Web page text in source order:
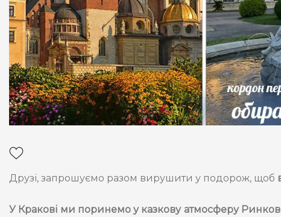
Друзі, запрошуємо разом вирушити у подорож, щоб
У Кракові ми поринемо у казкову атмосферу